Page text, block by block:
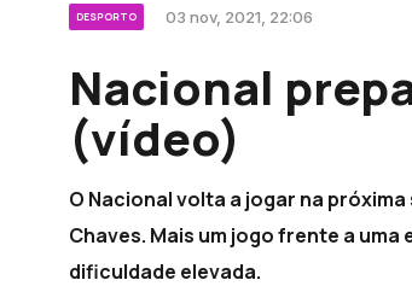
DESPORTO 03 nov, 2021, 22:06
Nacional
(vídeo)
O Nacional volta a jogar na
Chaves. Mais um jogo frente a uma
dificuldade elevada.